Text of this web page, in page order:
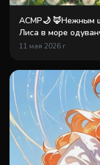
АСМР🌙 🦊Нежным
Лиса в море
11 мая 2026 г.